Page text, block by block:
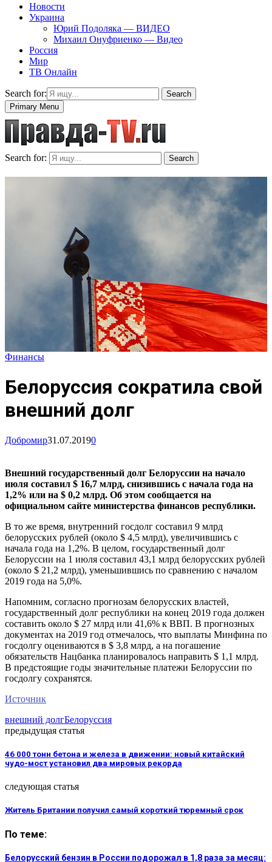
Новости
Украина
Юрий Подоляка — ВИДЕО
Михаил Онуфриенко — Видео
Россия
Мир
ТВ Онлайн
Search for:
Search
Primary Menu
Search for: Search
Финансы
Белоруссия сократила свой
внешний долг
Добромир31.07.20190
Внешний государственный долг Белоруссии на начало
июля составил $ 16,7 млрд, снизившись с начала года на
1,2% или на $ 0,2 млрд. Об этом сообщается на
официальном сайте министерства финансов республики.
В то же время, внутренний госдолг составил 9 млрд
белорусских рублей (около $ 4,5 млрд), увеличившись с
начала года на 1,2%. В целом, государственный долг
Белоруссии на 1 июля составил 43,1 млрд белорусских рублей
(около $ 21,2 млрд), уменьшившись по сравнению с началом
2019 года на 5,0%.
Напомним, согласно прогнозам белорусских властей,
государственный долг республики на конец 2019 года должен
составить около $ 27 млрд или 41,6% к ВВП. В прогнозных
документах на 2019 год отмечалось, что выплаты Минфина по
госдолгу оцениваются в $ 3,8 млрд, а на погашение
обязательств Нацбанка планировалось направить $ 1,1 млрд.
В предстоящие годы значительные платежи Белоруссии по
госдолгу сохранятся.
Источник
внешний долгБелоруссия
предыдущая статья
46 000 тонн бетона и железа в движении: новый китайский
чудо-мост установил два мировых рекорда
следующая статья
Житель Британии получил самый короткий тюремный срок
По теме:
Белорусский бензин в России подорожал в 1,8 раза за месяц: